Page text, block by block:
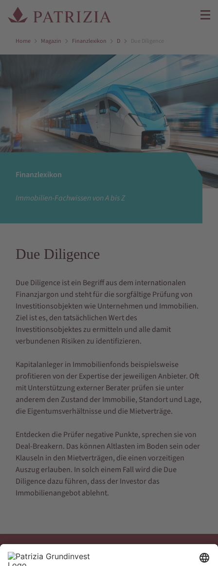
Home Magazin Finanzlexikon D Due Diligence
Finanzlexikon
Immobilien-Fachwissen von A bis Z
Due Diligence
Due Diligence ist ein Begriff aus dem internationalen
Finanzjargon und steht für die sorgfältige Prüfung von
Investitionsobjekten wie Unternehmen und Immobilien.
Ziel ist es, den tatsächlichen Wert des
Investitionsobjektes zu ermitteln und alle damit
verbundenen Risiken zu identifizieren.
Kapitalanleger in Immobilienfonds beispielsweise
profitieren von der Expertise der jeweiligen Anbieter. Oft
mit Unterstützung externer Berater prüfen sie unter
anderem den Zustand der Immobilie, Standort und Lage,
die Eigentumsverhältnisse und die Mietverträge.
Entdecken die Prüfer negative Punkte, sprechen sie von
Deal-Breakern. Das können Altlasten im Boden sein oder
Klauseln in den Mietverträgen, die einen vorzeitigen
Auszug erlauben. In solch einem Fall wird die Due
Diligence dazu führen, dass der Investor das
Immobilienangebot ablehnt.
Xing